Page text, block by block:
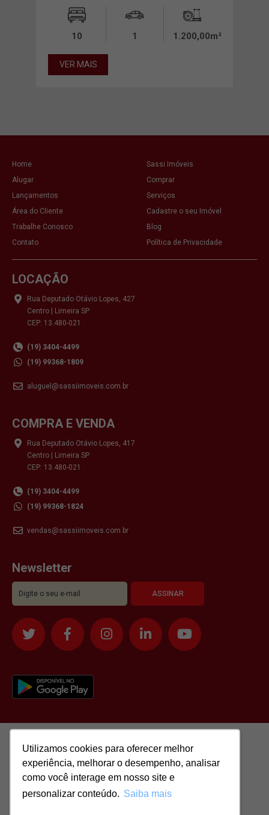
Utilizamos cookies para oferecer melhor
experiência, melhorar o desempenho, analisar
como você interage em nosso site e
personalizar conteúdo. Saiba mais
Utilizamos cookies para oferecer melhor
experiência, melhorar o desempenho, analisar
como você interage em nosso site e
personalizar conteúdo. Saiba mais
10 1 1.200,00m²
VER MAIS
Home
Sassi Imóveis
Alugar
Comprar
Lançamentos
Serviços
Área do Cliente
Cadastre o seu Imóvel
Trabalhe Conosco
Blog
Contato
Política de Privacidade
LOCAÇÃO
Rua Deputado Otávio Lopes, 427
Centro | Limeira SP
CEP: 13.480-021
(19) 3404-4499
(19) 99368-1809
aluguel@sassiimoveis.com.br
COMPRA E VENDA
Rua Deputado Otávio Lopes, 417
Centro | Limeira SP
CEP: 13.480-021
(19) 3404-4499
(19) 99368-1824
vendas@sassiimoveis.com.br
Newsletter